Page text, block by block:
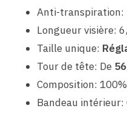
Anti-transpiration:
Longueur visière:
Taille unique:
Tour de tête: De56
Composition:
Bandeau intérieur: